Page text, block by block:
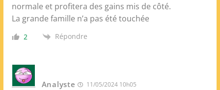
normale et profitera des gains mis de côté.
La grande famille n’a pas été touchée
2 Répondre
Analyste 11/05/2024 10h05